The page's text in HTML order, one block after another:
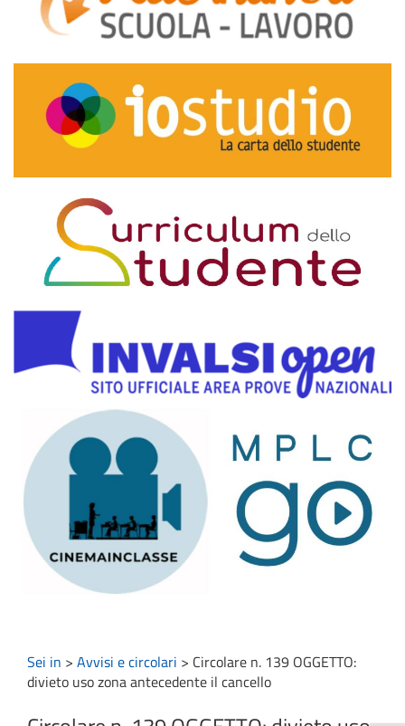
Sei in > Avvisi e circolari > Circolare n. 139 OGGETTO:
divieto uso zona antecedente il cancello